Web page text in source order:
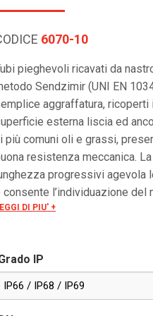
6070-10
pieghevoli ricavati da
Sendzimir (UNI EN
aggraffatura, ricoperti
esterna liscia ed
più comuni oli e grassi,
resistenza meccanica.
progressivi agevola
consente l’individuazione del
Colore grigio scuro
DI PIU' +
IP
IP66 / IP68 / IP69